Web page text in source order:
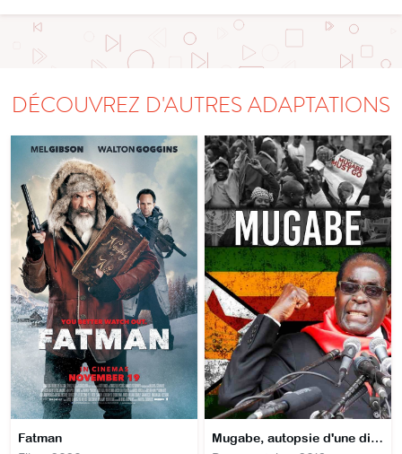
DÉCOUVREZ D'AUTRES ADAPTATIONS
Fatman Mugabe, autopsie d'une dictature